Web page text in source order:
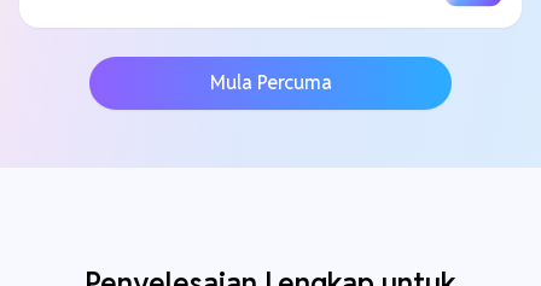
Mula Percuma